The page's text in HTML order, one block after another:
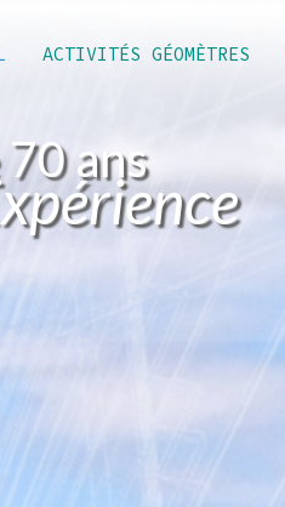
ACTIVITÉS GÉOMÈTRES
70 ans